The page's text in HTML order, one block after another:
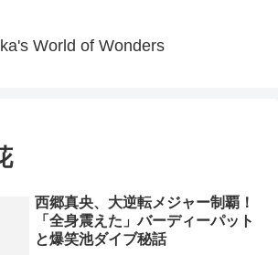
World of Wonders
西郷真央、大逆転メジャー制覇！
「全身震えた」バーディーパット
と爆笑池ダイブ秘話